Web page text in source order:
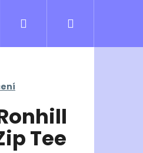
Obchodní podmínky
Přihlášení
Tee